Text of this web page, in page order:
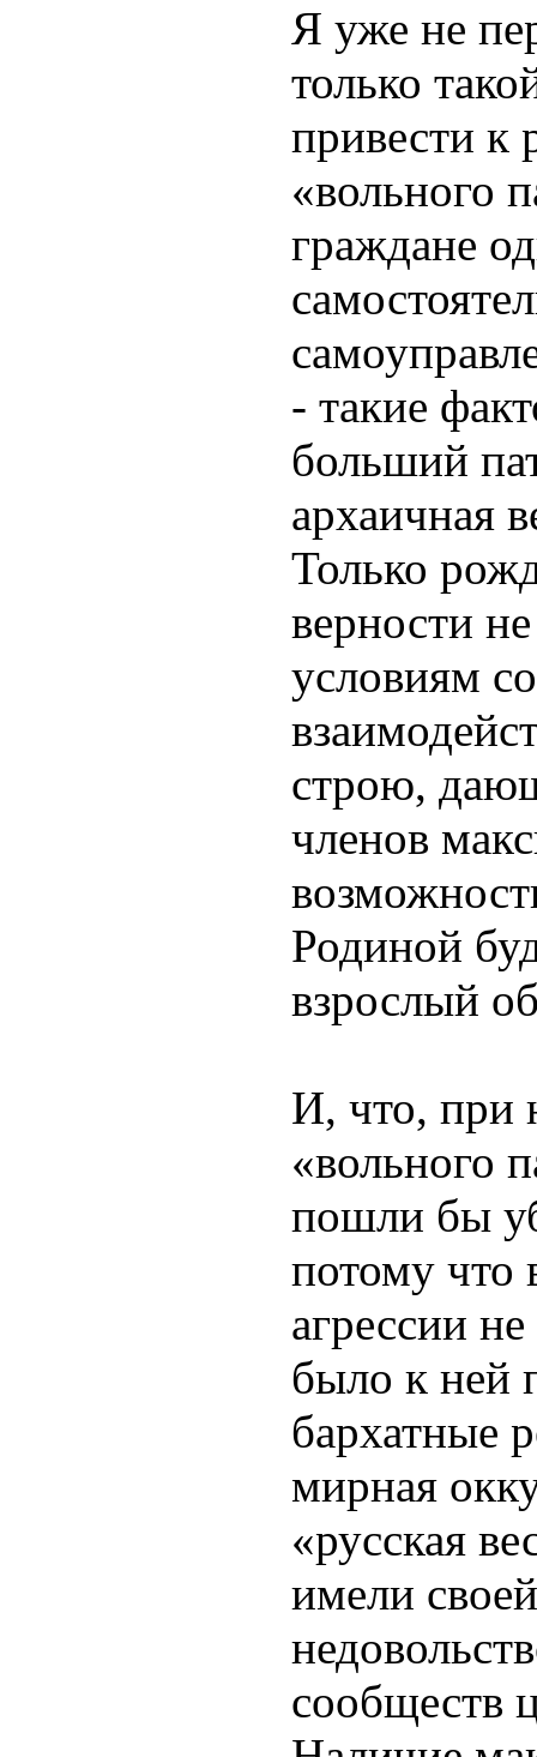
Я уже не
только
привести к
«вольного
граждане
- такие
больший
архаичная
Только
верности
условиям
строю,
членов
Родиной
взрослый
И, что, при
«вольного
пошли бы
потому что
агрессии
было к ней
бархатные
мирная
«русская
имели
сообществ